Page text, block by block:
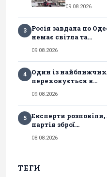
09.08.2026
3
Росія завдала по
немає світла та...
09.08.2026
4
Один із
переховується в...
09.08.2026
5
Експерти
партія зброї...
08.08.2026
ТЕГИ